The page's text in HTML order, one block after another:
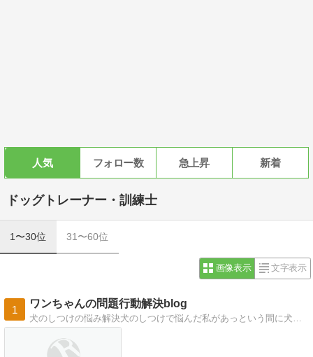
人気 フォロー数 急上昇 新着
ドッグトレーナー・訓練士
1〜30位 31〜60位
画像表示 文字表示
1
ワンちゃんの問題行動解決blog